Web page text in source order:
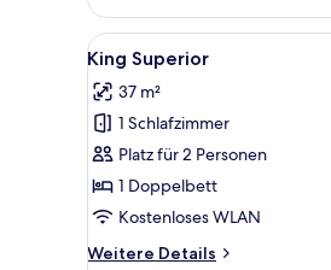
Alle
Fotos
für
King
Superior
anzeigen
1
King Superior
37 m²
1 Schlafzimmer
Platz für 2 Personen
1 Doppelbett
Kostenloses WLAN
Weitere Details
Weitere